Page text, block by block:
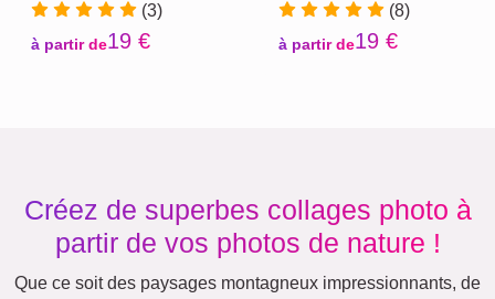
(3)
à partir de19 €
(8)
à partir de19 €
Créez de superbes collages photo à
partir de vos photos de nature !
Que ce soit des paysages montagneux impressionnants, de